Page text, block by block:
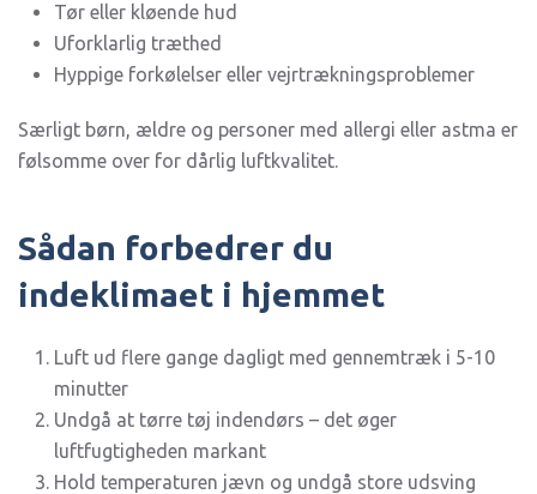
Tør eller kløende hud
Uforklarlig træthed
Hyppige forkølelser eller vejrtrækningsproblemer
Særligt børn, ældre og personer med allergi eller astma er
følsomme over for dårlig luftkvalitet.
Sådan forbedrer du
indeklimaet i hjemmet
Luft ud flere gange dagligt med gennemtræk i 5-10
minutter
Undgå at tørre tøj indendørs – det øger
luftfugtigheden markant
Hold temperaturen jævn og undgå store udsving